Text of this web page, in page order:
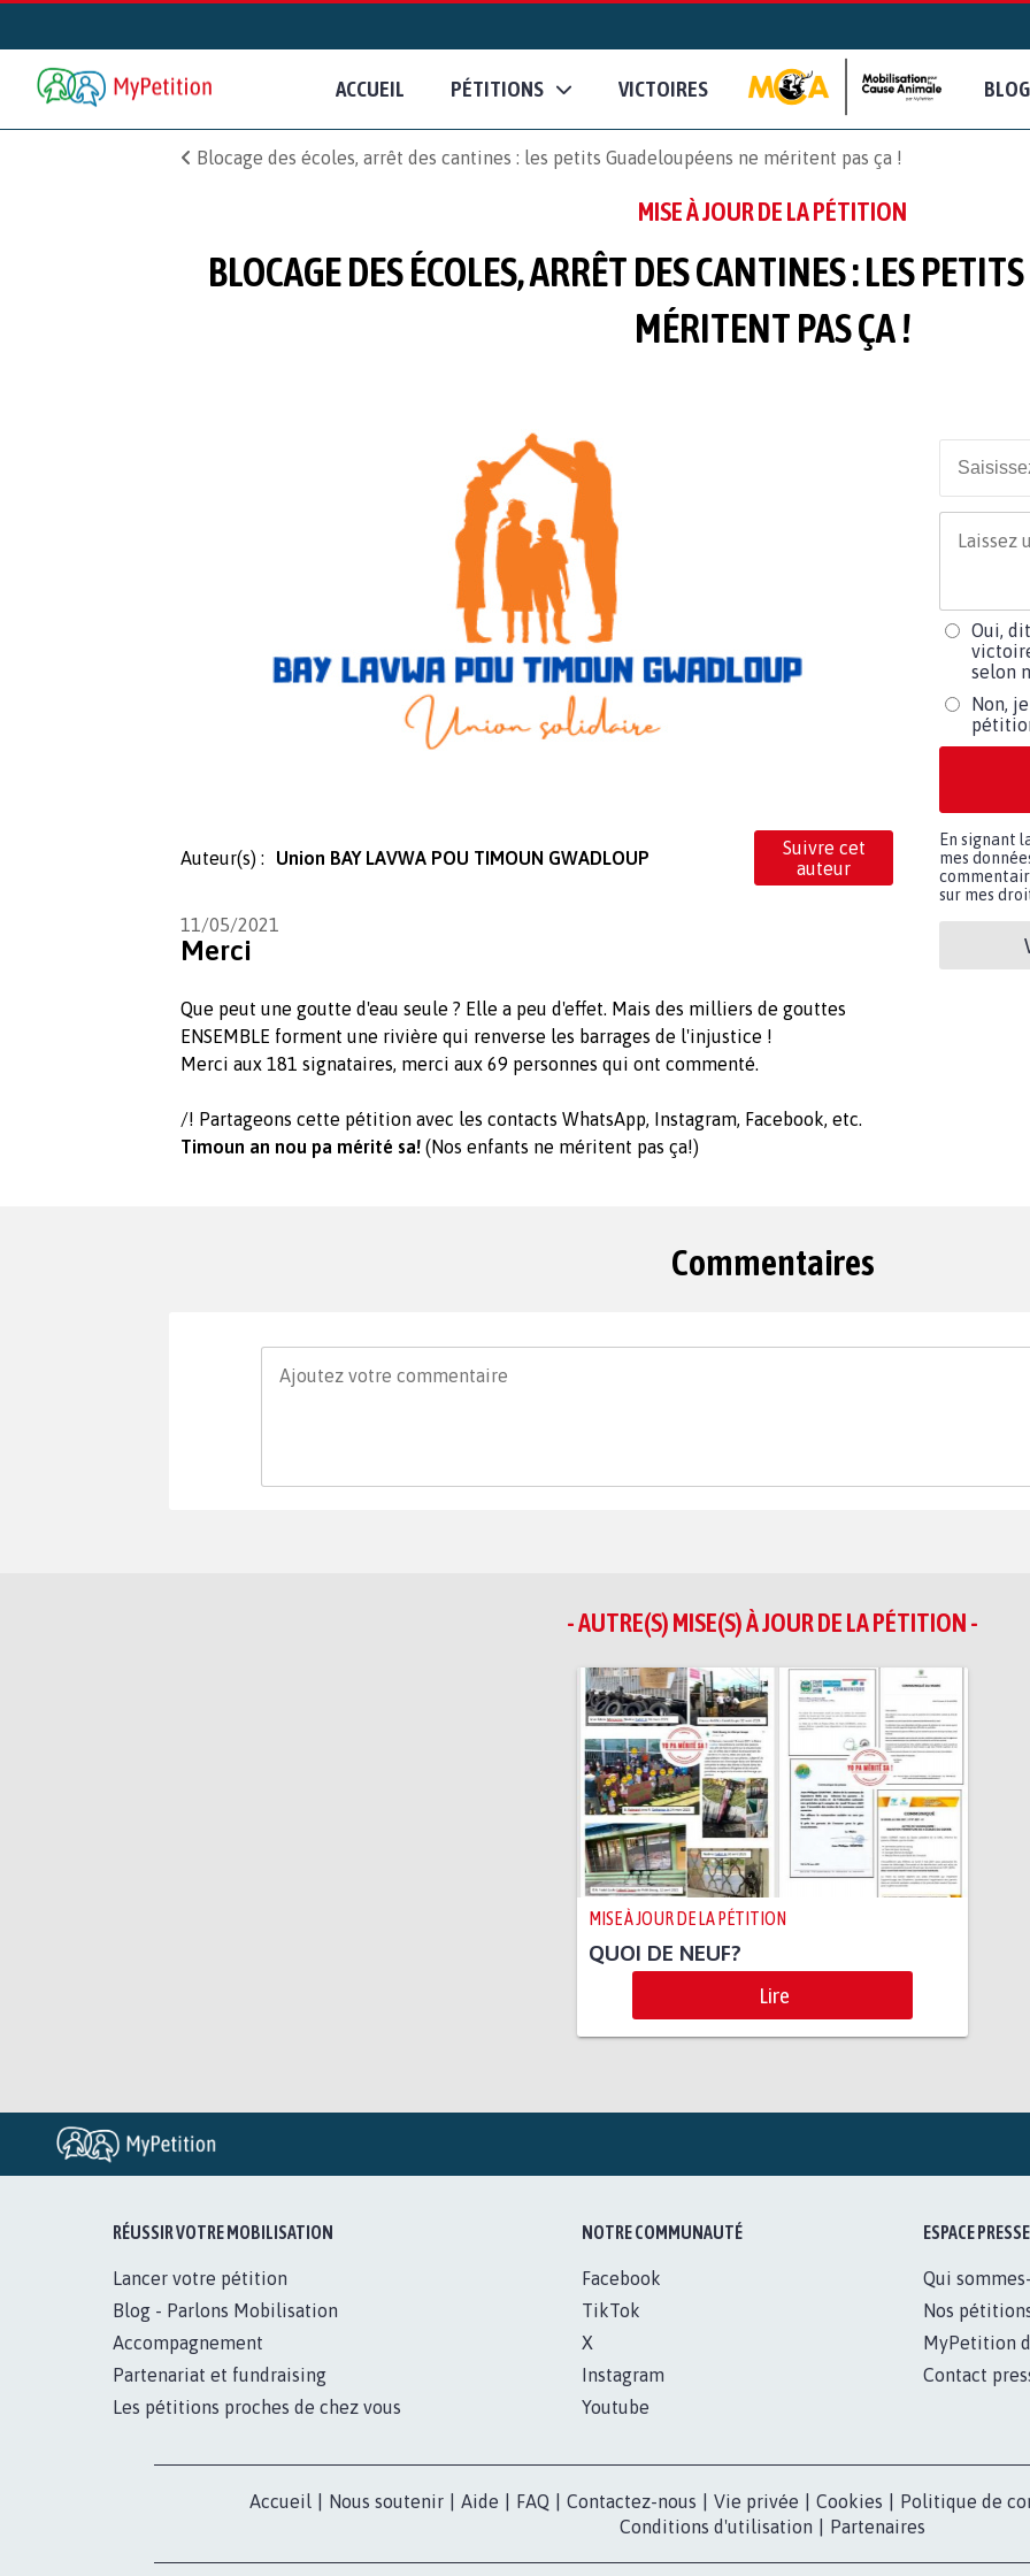
ACCUEIL PÉTITIONS VICTOIRES BLOG
Blocage des écoles, arrêt des cantines : les petits Guadeloupéens ne méritent pas ça !
MISE À JOUR DE LA PÉTITION
BLOCAGE DES ÉCOLES, ARRÊT DES CANTINES : LES
MÉRITENT PAS ÇA !
Auteur(s) : Union BAY LAVWA POU TIMOUN GWADLOUP
Suivre cet
auteur
11/05/2021
Merci
Que peut une goutte d'eau seule ? Elle a peu d'effet. Mais des milliers de gouttes
ENSEMBLE forment une rivière qui renverse les barrages de l'injustice !
Merci aux 181 signataires, merci aux 69 personnes qui ont commenté.
/! Partageons cette pétition avec les contacts WhatsApp, Instagram, Facebook, etc.
Timoun an nou pa mérité sa! (Nos enfants ne méritent pas ça!)
Oui,
selon
Non,
En signant
mes
sur mes
Commentaires
- AUTRE(S) MISE(S) À JOUR DE LA PÉTITION -
MISE À JOUR DE LA PÉTITION
QUOI DE NEUF?
Lire
RÉUSSIR VOTRE MOBILISATION
Lancer votre pétition
Blog - Parlons Mobilisation
Accompagnement
Partenariat et fundraising
Les pétitions proches de chez vous
NOTRE COMMUNAUTÉ
Facebook
TikTok
X
Instagram
Youtube
ESPACE PRESSE
Qui
Nos
MyPetition
Contact
Accueil Nous soutenir Aide FAQ Contactez-nous Vie privée Cookies Politique de
Conditions d'utilisation
Partenaires